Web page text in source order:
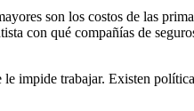
son los costos de las
con qué compañías de
impide trabajar. Existen